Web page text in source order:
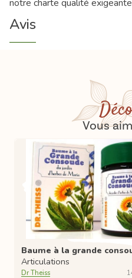
notre charte qualité
Avis
Vous
Baume à la grande
Articulations
Dr Theiss